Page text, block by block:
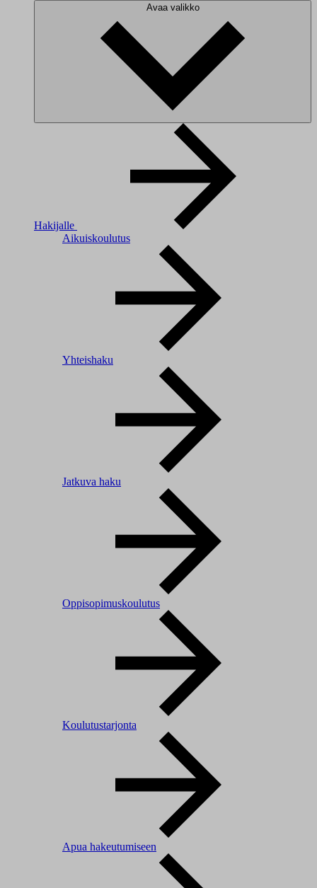
Avaa valikko
Hakijalle
Aikuiskoulutus
Yhteishaku
Jatkuva haku
Oppisopimuskoulutus
Koulutustarjonta
Apua hakeutumiseen